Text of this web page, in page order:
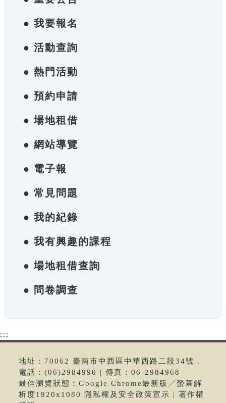
● 我要報名
● 活動查詢
● 熱門活動
● 預約申請
● 場地租借
● 網站導覽
● 電子報
● 常見問題
● 我的紀錄
● 我有興趣的課程
● 場地租借查詢
● 問卷調查
:::
地址：70062 臺南市中西區中華西路二段34號．
電話：(06)2984990 | 傳真：06-2984968
最佳瀏覽狀態：Google Chrome最新版╱螢幕解
析度1920x1080 隱私權及安全政策宣示 | 著作權